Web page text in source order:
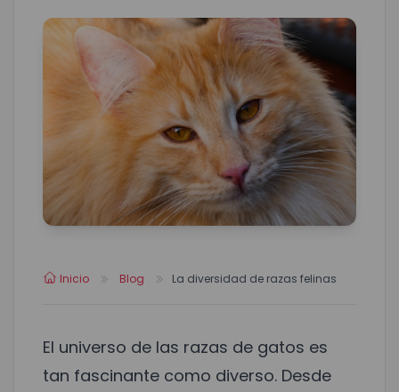
Inicio Blog La diversidad de razas felinas
El universo de las razas de gatos es
tan fascinante como diverso. Desde